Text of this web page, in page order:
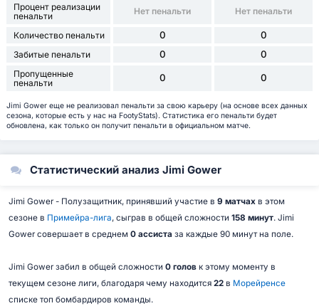
Процент реализации
пенальти
Нет пенальти Нет пенальти
Количество пенальти 0 0
Забитые пенальти 0 0
Пропущенные
пенальти
0 0
Jimi Gower еще не реализовал пенальти за свою карьеру (на основе всех данных
сезона, которые есть у нас на FootyStats). Статистика его пенальти будет
обновлена, как только он получит пенальти в официальном матче.
Статистический анализ Jimi Gower
Jimi Gower - Полузащитник, принявший участие в 9 матчахв этом
сезоне в Примейра-лига, сыграв в общей сложности 158 минут. Jimi
Gower совершает в среднем 0 ассиста за каждые 90 минут на поле.
Jimi Gower забил в общей сложности 0 головк этому моменту в
текущем сезоне лиги, благодаря чему находится 22в Морейренсе
списке топ бомбардиров команды.